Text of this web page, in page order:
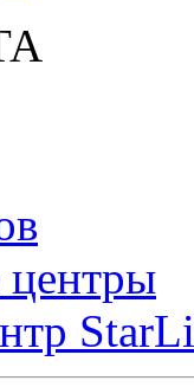
центры